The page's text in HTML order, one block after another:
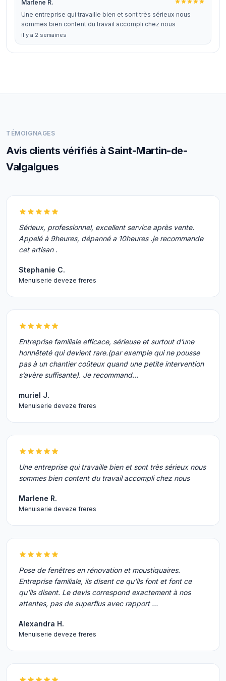
Marlene R.
Une entreprise qui travaille bien et sont très sérieux nous
sommes bien content du travail accompli chez nous
il y a 2 semaines
TÉMOIGNAGES
Avis clients vérifiés à Saint-Martin-de-
Valgalgues
Sérieux, professionnel, excellent service après vente.
Appelé à 9heures, dépanné a 10heures .je recommande
cet artisan .
Stephanie C.
Menuiserie deveze freres
Entreprise familiale efficace, sérieuse et surtout d’une
honnêteté qui devient rare.(par exemple qui ne pousse
pas à un chantier coûteux quand une petite intervention
s’avère suffisante). Je recommand…
muriel J.
Menuiserie deveze freres
Une entreprise qui travaille bien et sont très sérieux nous
sommes bien content du travail accompli chez nous
Marlene R.
Menuiserie deveze freres
Pose de fenêtres en rénovation et moustiquaires.
Entreprise familiale, ils disent ce qu'ils font et font ce
qu'ils disent. Le devis correspond exactement à nos
attentes, pas de superflus avec rapport …
Alexandra H.
Menuiserie deveze freres